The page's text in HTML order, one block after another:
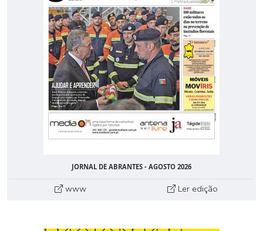
JORNAL DE ABRANTES - AGOSTO 2026
www Ler edição